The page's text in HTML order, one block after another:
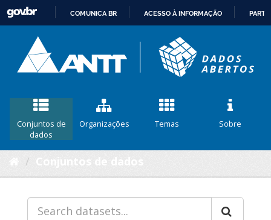
CONTEÚDO
COMUNICA BR ACESSO À INFORMAÇÃO
Conjuntos de
dados
Organizações Temas Sobre